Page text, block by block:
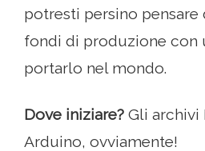
potresti persino
fondi di produzione con
portarlo nel mondo.
Dove iniziare? Gli archivi
Arduino, ovviamente!